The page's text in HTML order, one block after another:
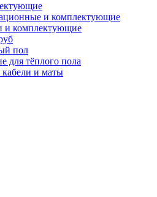
и комплектующие
и комплектующие
пол
для тёплого пола
кабели и маты